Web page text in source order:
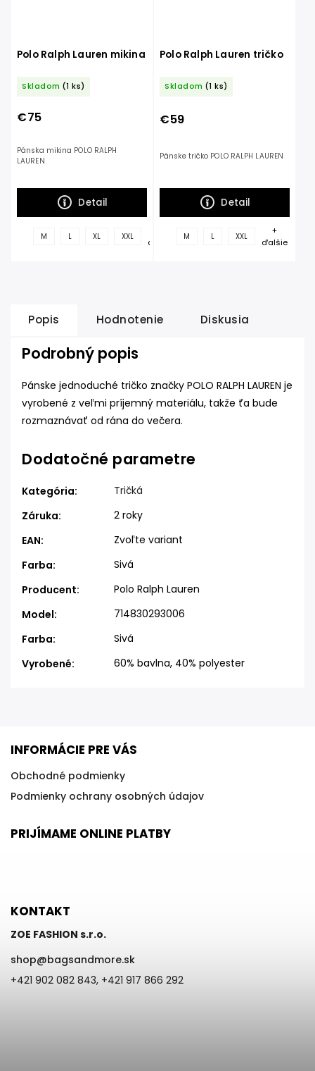
Polo Ralph Lauren mikina
Skladom (1 ks)
€75
Detail
Pánska mikina POLO RALPH
LAUREN
M L XL XXL
ďalšie
Polo Ralph Lauren tričko
Skladom (1 ks)
€59
Detail
Pánske tričko POLO RALPH LAUREN
M L XXL
+
ďalšie
Popis Hodnotenie Diskusia
Podrobný popis
Pánske jednoduché tričko značky POLO RALPH LAUREN je
vyrobené z veľmi príjemný materiálu, takže ťa bude
rozmaznávať od rána do večera.
Dodatočné parametre
Kategória:
Tričká
Záruka:
2 roky
EAN:
Zvoľte variant
Farba:
Sivá
Producent:
Polo Ralph Lauren
Model:
714830293006
Farba:
Sivá
Vyrobené: 60% bavlna, 40% polyester
INFORMÁCIE PRE VÁS
Obchodné podmienky
Podmienky ochrany osobných údajov
PRIJÍMAME ONLINE PLATBY
KONTAKT
ZOE FASHION s.r.o.
shop@bagsandmore.sk
+421 902 082 843, +421 917 866 292